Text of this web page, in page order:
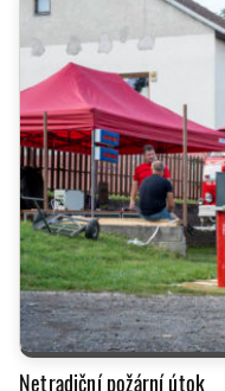
Netradiční požární útok